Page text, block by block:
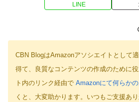
LINE
CBN BlogはAmazonアソシエイトとして
得て、良質なコンテンツの作成のために
ト内のリンク経由で Amazonにて何らか
くと、大変助かります。いつもご支援あ